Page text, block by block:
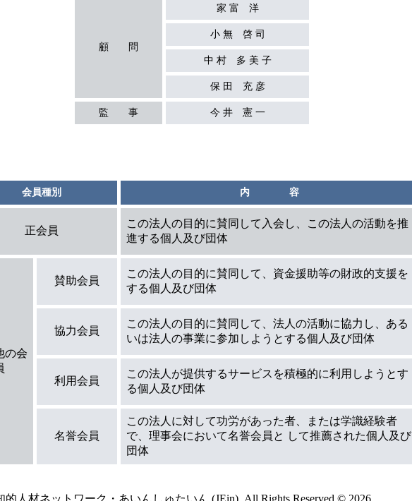
顧 問
家 富 洋
小 無 啓 司
中 村 多 美 子
保 田 充 彦
監 事 今 井 憲 一
会員種別 内 容
正会員
この法人の目的に賛同して入会し、この法人の活動を推
進する個人及び団体
の会
賛助会員
この法人の目的に賛同して、資金援助等の財政的支援を
する個人及び団体
協力会員
この法人の目的に賛同して、法人の活動に協力し、ある
いは法人の事業に参加しようとする個人及び団体
利用会員
この法人が提供するサービスを積極的に利用しようとす
る個人及び団体
名誉会員
この法人に対して功労があった者、または学識経験者
で、理事会において名誉会員と して推薦された個人及び
団体
的人材ネットワーク・あいんしゅたいん (JEin). All Rights Reserved © 2026